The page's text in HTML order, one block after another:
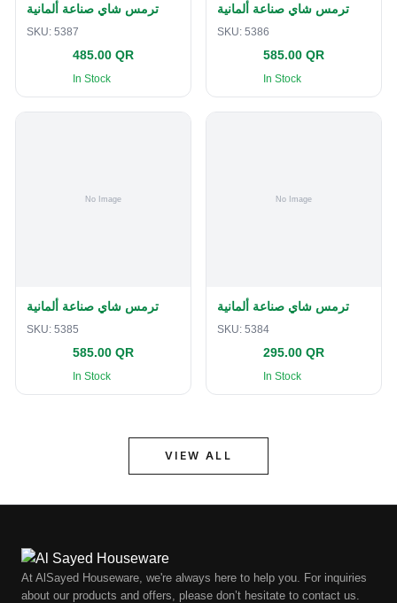
ترمس شاي صناعة ألمانية
SKU: 5387
485.00 QR
In Stock
ترمس شاي صناعة ألمانية
SKU: 5386
585.00 QR
In Stock
ترمس شاي صناعة ألمانية
SKU: 5385
585.00 QR
In Stock
ترمس شاي صناعة ألمانية
SKU: 5384
295.00 QR
In Stock
VIEW ALL
At AlSayed Houseware, we're always here to help you. For inquiries
about our products and offers, please don’t hesitate to contact us.